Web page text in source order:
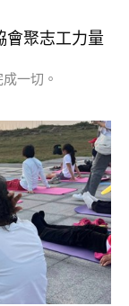
會聚志工力量
一切。